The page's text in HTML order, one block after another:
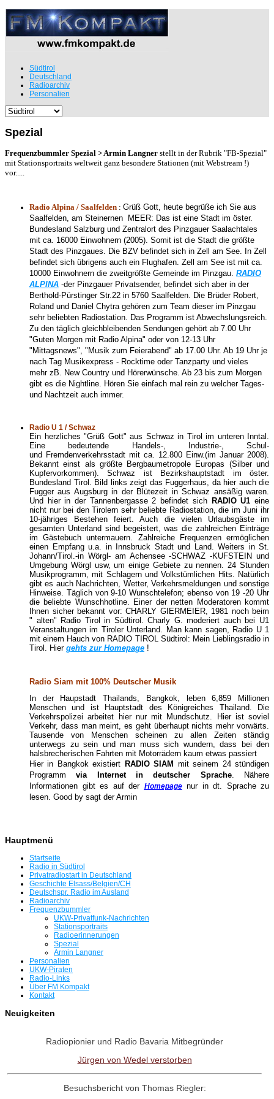
Südtirol
Deutschland
Radioarchiv
Personalien
Spezial
Frequenzbummler Spezial > Armin Langner stellt in der Rubrik "FB-Spezial"
mit Stationsportraits weltweit ganz besondere Stationen (mit Webstream !)
vor.....
Radio Alpina / Saalfelden : Grüß Gott, heute begrüße ich Sie aus
Saalfelden, am Steinernen MEER: Das ist eine Stadt im öster.
Bundesland Salzburg und Zentralort des Pinzgauer Saalachtales
mit ca. 16000 Einwohnern (2005). Somit ist die Stadt die größte
Stadt des Pinzgaues. Die BZV befindet sich in Zell am See. In Zell
befindet sich übrigens auch ein Flughafen. Zell am See ist mit ca.
10000 Einwohnern die zweitgrößte Gemeinde im Pinzgau. RADIO
ALPINA -der Pinzgauer Privatsender, befindet sich aber in der
Berthold-Pürstinger Str.22 in 5760 Saalfelden. Die Brüder Robert,
Roland und Daniel Chytra gehören zum Team dieser im Pinzgau
sehr beliebten Radiostation. Das Programm ist Abwechslungsreich.
Zu den täglich gleichbleibenden Sendungen gehört ab 7.00 Uhr
"Guten Morgen mit Radio Alpina" oder von 12-13 Uhr
"Mittagsnews", "Musik zum Feierabend" ab 17.00 Uhr. Ab 19 Uhr je
nach Tag Musikexpress - Rocktime oder Tanzparty und vieles
mehr zB. New Country und Hörerwünsche. Ab 23 bis zum Morgen
gibt es die Nightline. Hören Sie einfach mal rein zu welcher Tages-
und Nachtzeit auch immer.
Radio U 1 / Schwaz
Ein herzliches "Grüß Gott" aus Schwaz in Tirol im unteren Inntal.
Eine bedeutende Handels-, Industrie-, Schul-
und Fremdenverkehrsstadt mit ca. 12.800 Einw.(im Januar 2008).
Bekannt einst als größte Bergbaumetropole Europas (Silber und
Kupfervorkommen). Schwaz ist Bezirkshauptstadt im öster.
Bundesland Tirol. Bild links zeigt das Fuggerhaus, da hier auch die
Fugger aus Augsburg in der Blütezeit in Schwaz ansäßig waren.
Und hier in der Tannenbergasse 2 befindet sich RADIO U1 eine
nicht nur bei den Tirolern sehr beliebte Radiostation, die im Juni ihr
10-jähriges Bestehen feiert. Auch die vielen Urlaubsgäste im
gesamten Unterland sind begeistert, was die zahlreichen Einträge
im Gästebuch untermauern. Zahlreiche Frequenzen ermöglichen
einen Empfang u.a. in Innsbruck Stadt und Land. Weiters in St.
Johann/Tirol.-in Wörgl- am Achensee -SCHWAZ -KUFSTEIN und
Umgebung Wörgl usw, um einige Gebiete zu nennen. 24 Stunden
Musikprogramm, mit Schlagern und Volkstümlichen Hits. Natürlich
gibt es auch Nachrichten, Wetter, Verkehrsmeldungen und sonstige
Hinweise. Täglich von 9-10 Wunschtelefon; ebenso von 19 -20 Uhr
die beliebte Wunschhotline. Einer der netten Moderatoren kommt
Ihnen sicher bekannt vor: CHARLY GIERMEIER, 1981 noch beim
" alten" Radio Tirol in Südtirol. Charly G. moderiert auch bei U1
Veranstaltungen im Tiroler Unterland. Man kann sagen, Radio U 1
mit einem Hauch von RADIO TIROL Südtirol: Mein Lieblingsradio in
Tirol. Hier gehts zur Homepage !
Radio Siam mit 100% Deutscher Musik
In der Haupstadt Thailands, Bangkok, leben 6,859 Millionen
Menschen und ist Hauptstadt des Königreiches Thailand. Die
Verkehrspolizei arbeitet hier nur mit Mundschutz. Hier ist soviel
Verkehr, dass man meint, es geht überhaupt nichts mehr vorwärts.
Tausende von Menschen scheinen zu allen Zeiten ständig
unterwegs zu sein und man muss sich wundern, dass bei den
halsbrecherischen Fahrten mit Motorrädern kaum etwas passiert
Hier in Bangkok existiert RADIO SIAM mit seinem 24 stündigen
Programmvia Internet in deutscher Sprache. Nähere
Informationen gibt es auf der Homepagenur in dt. Sprache zu
lesen. Good by sagt der Armin
Hauptmenü
Startseite
Radio in Südtirol
Privatradiostart in Deutschland
Geschichte Elsass/Belgien/CH
Deutschspr. Radio im Ausland
Radioarchiv
Frequenzbummler
UKW-Privatfunk-Nachrichten
Stationsportraits
Radioerinnerungen
Spezial
Armin Langner
Personalien
UKW-Piraten
Radio-Links
Über FM Kompakt
Kontakt
Neuigkeiten
Radiopionier und Radio Bavaria Mitbegründer
Jürgen von Wedel verstorben
Besuchsbericht von Thomas Riegler: